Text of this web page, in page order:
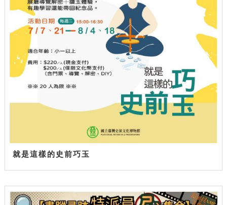
就是這樣的史前巧玉